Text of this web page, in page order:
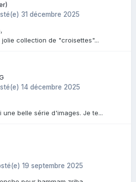
31 décembre 2025
collection de "croisettes"...
14 décembre 2025
une belle série d'images. Je te...
19 septembre 2025